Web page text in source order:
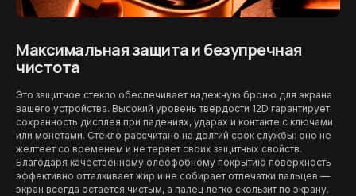
Максимальная защита и безупречная
чистота
Это защитное стекло обеспечивает надежную броню для экрана
вашего устройства. Высокий уровень твердости 12D гарантирует
сохранность дисплея при падениях, ударах и контакте с ключами
или монетами. Стекло рассчитано на долгий срок службы: оно не
желтеет со временем и не теряет своих защитных свойств.
Благодаря качественному олеофобному покрытию поверхность
эффективно отталкивает жир и не собирает отпечатки пальцев —
экран всегда остается чистым, а палец легко скользит по экрану.